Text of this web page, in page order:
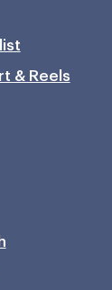
& Reels